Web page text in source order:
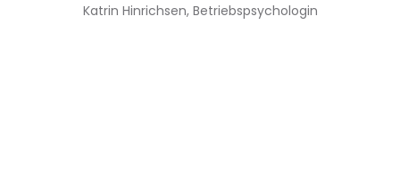
Katrin Hinrichsen, Betriebspsychologin